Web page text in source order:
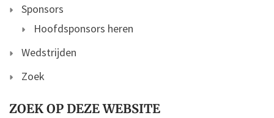
Sponsors
Hoofdsponsors heren
Wedstrijden
Zoek
ZOEK OP DEZE WEBSITE